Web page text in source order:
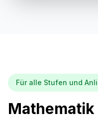
Für alle Stufen und